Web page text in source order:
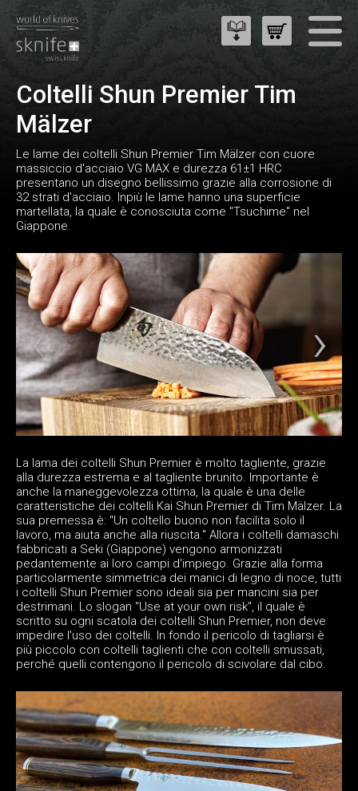
Coltelli Shun Premier Tim
Mälzer
Le lame dei coltelli Shun Premier Tim Mälzer con cuore
massiccio d'acciaio VG MAX e durezza 61±1 HRC
presentano un disegno bellissimo grazie alla corrosione di
32 strati d'acciaio. Inpiù le lame hanno una superficie
martellata, la quale è conosciuta come "Tsuchime" nel
Giappone.
La lama dei coltelli Shun Premier è molto tagliente, grazie
alla durezza estrema e al tagliente brunito. Importante è
anche la maneggevolezza ottima, la quale è una delle
caratteristiche dei coltelli Kai Shun Premier di Tim Mälzer. La
sua premessa è: "Un coltello buono non facilita solo il
lavoro, ma aiuta anche alla riuscita." Allora i coltelli damaschi
fabbricati a Seki (Giappone) vengono armonizzati
pedantemente ai loro campi d'impiego. Grazie alla forma
particolarmente simmetrica dei manici di legno di noce, tutti
i coltelli Shun Premier sono ideali sia per mancini sia per
destrimani. Lo slogan "Use at your own risk", il quale è
scritto su ogni scatola dei coltelli Shun Premier, non deve
impedire l'uso dei coltelli. In fondo il pericolo di tagliarsi è
più piccolo con coltelli taglienti che con coltelli smussati,
perché quelli contengono il pericolo di scivolare dal cibo.